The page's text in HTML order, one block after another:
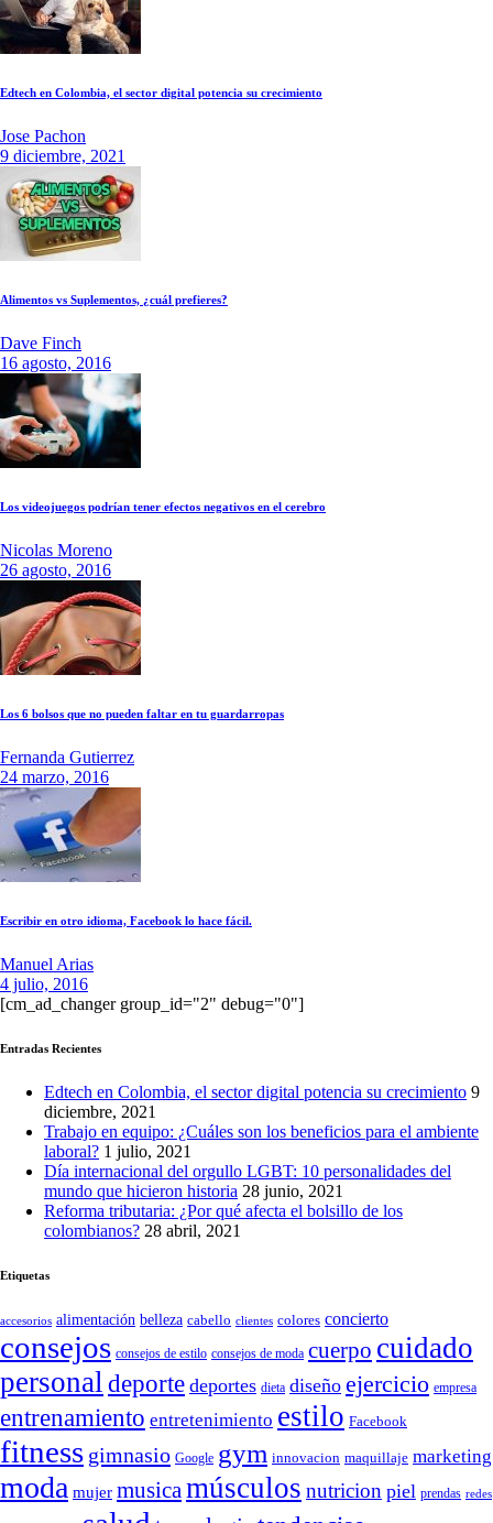
Edtech en Colombia, el sector digital potencia su crecimiento
Jose Pachon
9 diciembre, 2021
Alimentos vs Suplementos, ¿cuál prefieres?
Dave Finch
16 agosto, 2016
Los videojuegos podrían tener efectos negativos en el cerebro
Nicolas Moreno
26 agosto, 2016
Los 6 bolsos que no pueden faltar en tu guardarropas
Fernanda Gutierrez
24 marzo, 2016
Escribir en otro idioma, Facebook lo hace fácil.
Manuel Arias
4 julio, 2016
[cm_ad_changer group_id="2" debug="0"]
Entradas Recientes
Edtech en Colombia, el sector digital potencia su crecimiento 9
diciembre, 2021
Trabajo en equipo: ¿Cuáles son los beneficios para el ambiente
laboral? 1 julio, 2021
Día internacional del orgullo LGBT: 10 personalidades del
mundo que hicieron historia 28 junio, 2021
Reforma tributaria: ¿Por qué afecta el bolsillo de los
colombianos? 28 abril, 2021
Etiquetas
accesorios alimentación belleza cabello clientes colores concierto
consejos consejos de estilo consejos de moda cuerpo cuidado
personal deporte deportes dieta diseño ejercicio empresa
entrenamiento entretenimiento estilo Facebook
fitness gimnasio Google gym innovacion maquillaje marketing
moda mujer musica músculos nutricion piel prendas redes